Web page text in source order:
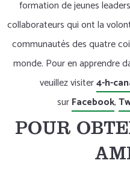
formation de jeunes
collaborateurs qui ont la
communautés des quatre
monde. Pour en apprendre
veuillez visiter4-h-
surFacebook,
POUR